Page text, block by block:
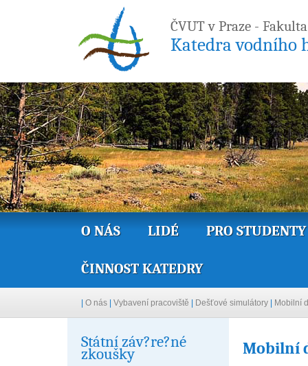
ČVUT v Praze -
Katedra vodního
O NÁS LIDÉ PRO STUDENTY
ČINNOST KATEDRY
| O nás | Vybavení pracoviště | Dešťové simulátory | Mobilní
Státní záv?re?né
zkoušky Mobilní